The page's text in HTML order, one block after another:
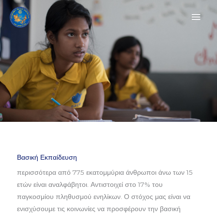
Μετάβαση
στο
περιεχόμενο
Βασική Εκπαίδευση
περισσότερα από 775 εκατομμύρια άνθρωποι άνω των 15
ετών είναι αναλφάβητοι. Αντιστοιχεί στο 17% του
παγκοσμίου πληθυσμού ενηλίκων. Ο στόχος μας είναι να
ενισχύσουμε τις κοινωνίες να προσφέρουν την βασική